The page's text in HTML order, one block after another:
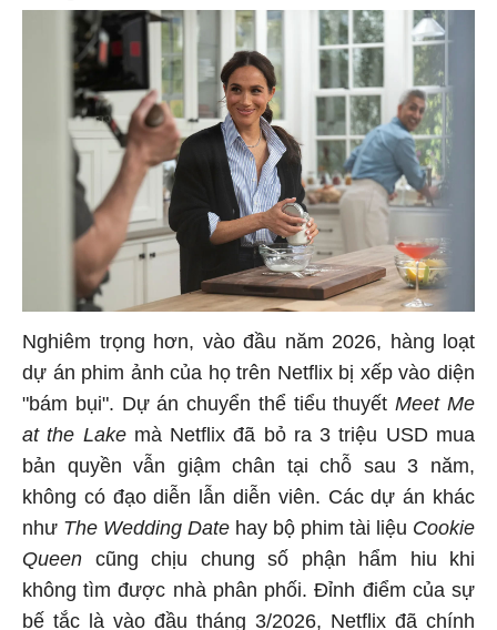
Nghiêm trọng hơn, vào đầu năm 2026, hàng loạt
dự án phim ảnh của họ trên Netflix bị xếp vào diện
"bám bụi". Dự án chuyển thể tiểu thuyết Meet Me
at the Lakemà Netflix đã bỏ ra 3 triệu USD mua
bản quyền vẫn giậm chân tại chỗ sau 3 năm,
không có đạo diễn lẫn diễn viên. Các dự án khác
như The Wedding Date hay bộ phim tài liệu Cookie
Queen cũng chịu chung số phận hẩm hiu khi
không tìm được nhà phân phối. Đỉnh điểm của sự
bế tắc là vào đầu tháng 3/2026, Netflix đã chính